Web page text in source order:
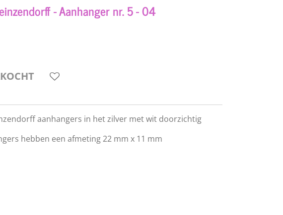
- Aanhanger nr. 5 - 04
aanhangers in het zilver met wit doorzichtig
hebben een afmeting 22 mm x 11 mm